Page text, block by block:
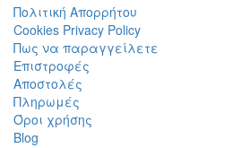
Πολιτική Απορρήτου
Cookies Privacy Policy
Πως να παραγγείλετε
Επιστροφές
Αποστολές
Πληρωμές
Όροι χρήσης
Blog